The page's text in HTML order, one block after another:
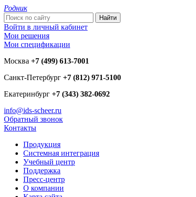
Родник
Войти в личный кабинет
Мои решения
Мои спецификации
Москва +7 (499) 613-7001
Санкт-Петербург +7 (812) 971-5100
Екатеринбург +7 (343) 382-0692
info@ids-scheer.ru
Обратный звонок
Контакты
Продукция
Системная интеграция
Учебный центр
Поддержка
Пресс-центр
О компании